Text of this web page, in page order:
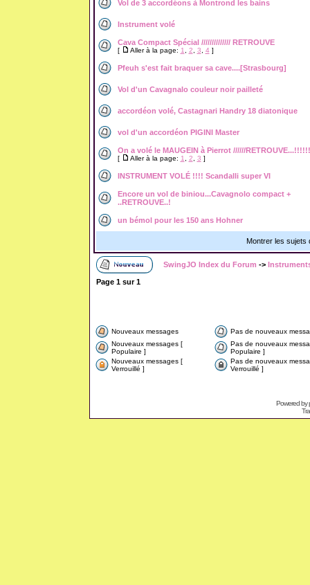
Vol de 3 accordéons à Montrond les bains
Instrument volé
Cava Compact Spécial ////////////// RETROUVE
[ Aller à la page: 1 2 3 4]
Pfeuh s'est fait braquer sa cave....[Strasbourg]
Vol d'un Cavagnalo couleur noir pailleté
accordéon volé, Castagnari Handry 18 diatonique
vol d'un accordéon PIGINI Master
On a volé le MAUGEIN à Pierrot //////RETROUVE...!!!!!!
[ Aller à la page: 1 2 3 ]
INSTRUMENT VOLÉ !!!! Scandalli super VI
Encore un vol de biniou...Cavagnolo compact +
..RETROUVE..!
un bémol pour les 150 ans Hohner
Montrer les sujets
SwingJO Index du Forum ->
Page 1sur1
Nouveaux messages
Pas de nouveaux
Nouveaux messages [
Populaire ]
Pas de nouveaux
Populaire ]
Nouveaux messages [
Verrouillé ]
Pas de nouveaux
Verrouillé ]
Powered by